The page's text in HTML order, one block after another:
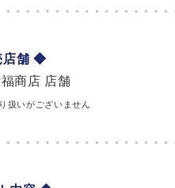
舗 ◆
商店 店舗
扱いがございません